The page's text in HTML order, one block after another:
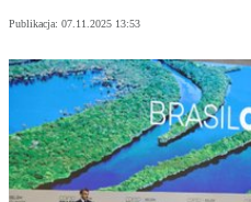
Publikacja: 07.11.2025 13:53